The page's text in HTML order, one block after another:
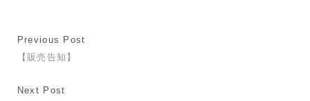
Previous Post
【販売告知】
Next Post